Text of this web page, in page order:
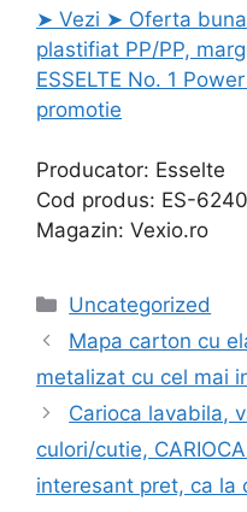
➤ Vezi ➤ Oferta
plastifiat PP/PP,
ESSELTE No. 1
promotie
Producator: Esselte
Cod produs: ES-
Magazin: Vexio.ro
Categories
Uncategorized
Mapa carton cu
metalizat cu cel mai
Carioca lavabila,
culori/cutie,
interesant pret, ca la